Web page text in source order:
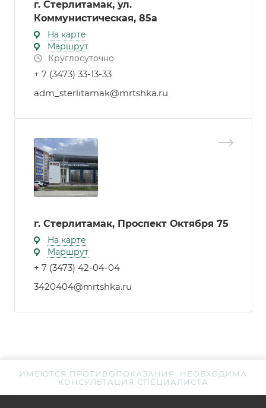
г. Стерлитамак, ул.
Коммунистическая, 85а
На карте
Маршрут
Круглосуточно
+ 7 (3473) 33-13-33
adm_sterlitamak@mrtshka.ru
г. Стерлитамак, Проспект Октября 75
На карте
Маршрут
+ 7 (3473) 42-04-04
3420404@mrtshka.ru
ИМЕЮТСЯ ПРОТИВОПОКАЗАНИЯ. НЕОБХОДИМА
КОНСУЛЬТАЦИЯ СПЕЦИАЛИСТА